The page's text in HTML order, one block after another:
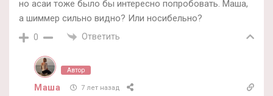
но асаи тоже было бы интересно попробовать. Маша,
а шиммер сильно видно? Или носибельно?
0 Ответить
Автор
Маша 7 лет назад